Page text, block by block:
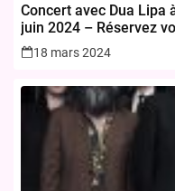
Concert avec Dua Lipa
juin 2024 – Réservez
18 mars 2024